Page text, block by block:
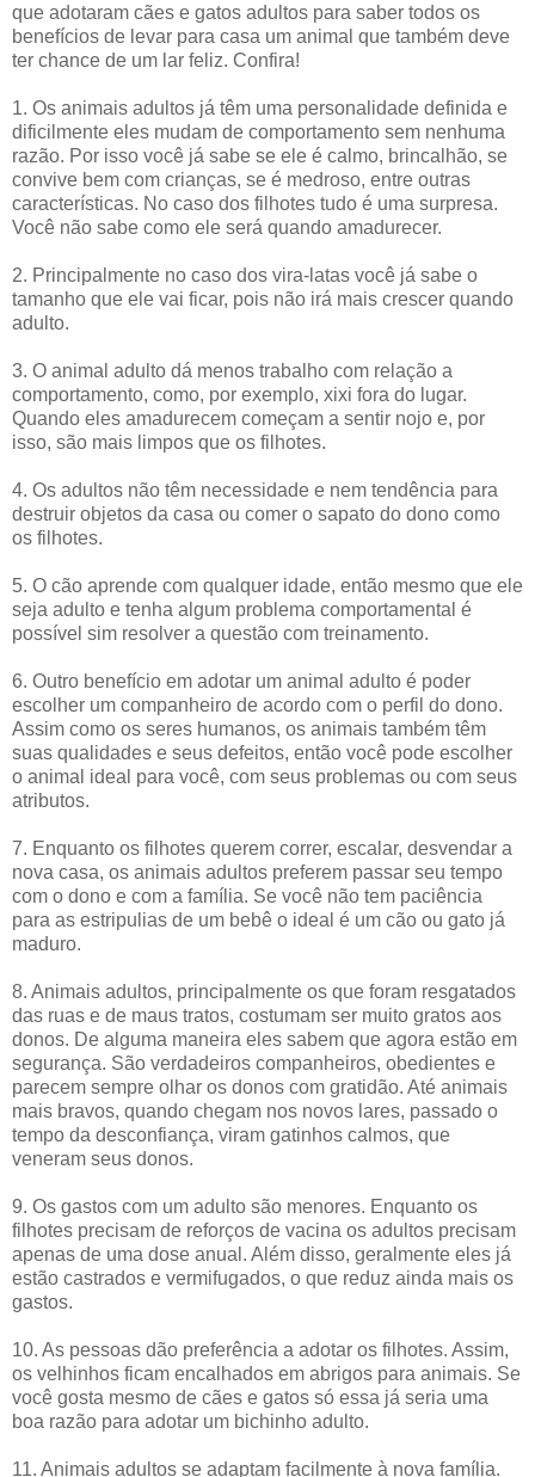
que adotaram cães e gatos adultos para saber todos os
benefícios de levar para casa um animal que também deve
ter chance de um lar feliz. Confira!
1. Os animais adultos já têm uma personalidade definida e
dificilmente eles mudam de comportamento sem nenhuma
razão. Por isso você já sabe se ele é calmo, brincalhão, se
convive bem com crianças, se é medroso, entre outras
características. No caso dos filhotes tudo é uma surpresa.
Você não sabe como ele será quando amadurecer.
2. Principalmente no caso dos vira-latas você já sabe o
tamanho que ele vai ficar, pois não irá mais crescer quando
adulto.
3. O animal adulto dá menos trabalho com relação a
comportamento, como, por exemplo, xixi fora do lugar.
Quando eles amadurecem começam a sentir nojo e, por
isso, são mais limpos que os filhotes.
4. Os adultos não têm necessidade e nem tendência para
destruir objetos da casa ou comer o sapato do dono como
os filhotes.
5. O cão aprende com qualquer idade, então mesmo que ele
seja adulto e tenha algum problema comportamental é
possível sim resolver a questão com treinamento.
6. Outro benefício em adotar um animal adulto é poder
escolher um companheiro de acordo com o perfil do dono.
Assim como os seres humanos, os animais também têm
suas qualidades e seus defeitos, então você pode escolher
o animal ideal para você, com seus problemas ou com seus
atributos.
7. Enquanto os filhotes querem correr, escalar, desvendar a
nova casa, os animais adultos preferem passar seu tempo
com o dono e com a família. Se você não tem paciência
para as estripulias de um bebê o ideal é um cão ou gato já
maduro.
8. Animais adultos, principalmente os que foram resgatados
das ruas e de maus tratos, costumam ser muito gratos aos
donos. De alguma maneira eles sabem que agora estão em
segurança. São verdadeiros companheiros, obedientes e
parecem sempre olhar os donos com gratidão. Até animais
mais bravos, quando chegam nos novos lares, passado o
tempo da desconfiança, viram gatinhos calmos, que
veneram seus donos.
9. Os gastos com um adulto são menores. Enquanto os
filhotes precisam de reforços de vacina os adultos precisam
apenas de uma dose anual. Além disso, geralmente eles já
estão castrados e vermifugados, o que reduz ainda mais os
gastos.
10. As pessoas dão preferência a adotar os filhotes. Assim,
os velhinhos ficam encalhados em abrigos para animais. Se
você gosta mesmo de cães e gatos só essa já seria uma
boa razão para adotar um bichinho adulto.
11. Animais adultos se adaptam facilmente à nova família.